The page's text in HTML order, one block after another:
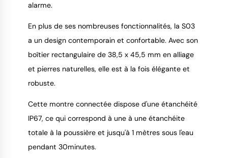
alarme.
En plus de ses nombreuses fonctionnalités, la S03
a un design contemporain et confortable. Avec son
boîtier rectangulaire de 38,5 x 45,5 mm en alliage
et pierres naturelles, elle est à la fois élégante et
robuste.
Cette montre connectée dispose d'une étanchéité
IP67, ce qui correspond à une à une étanchéite
totale à la poussière et jusqu'à 1 mètres sous l'eau
pendant 30minutes.